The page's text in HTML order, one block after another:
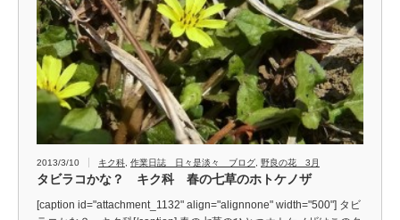
2013/3/10 キク科, 作業日誌 日々是淡々 ブログ, 野良の花 3月
タビラコかな？ キク科 春の七草のホトケノザ
[caption id="attachment_1132" align="alignnone" width="500"] タビ